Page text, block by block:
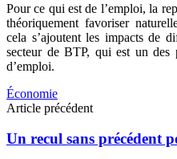
Pour ce qui est de l’emploi, la
théoriquement favoriser
cela s’ajoutent les impacts de
secteur de BTP, qui est un
d’emploi.
Économie
Navigation
articles
Article précédent
Un recul sans précédent